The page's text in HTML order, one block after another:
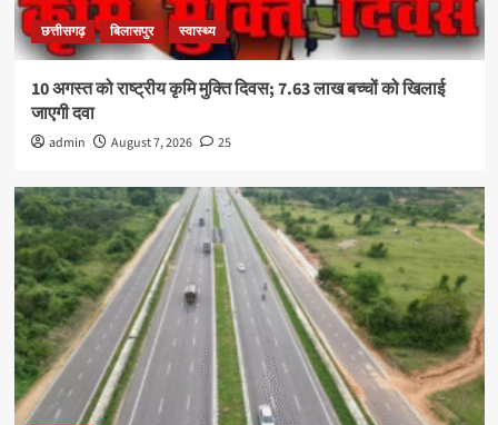
छत्तीसगढ़ बिलासपुर स्वास्थ्य
10 अगस्त को राष्ट्रीय कृमि मुक्ति दिवस; 7.63 लाख बच्चों को खिलाई
जाएगी दवा
admin August 7, 2026 25